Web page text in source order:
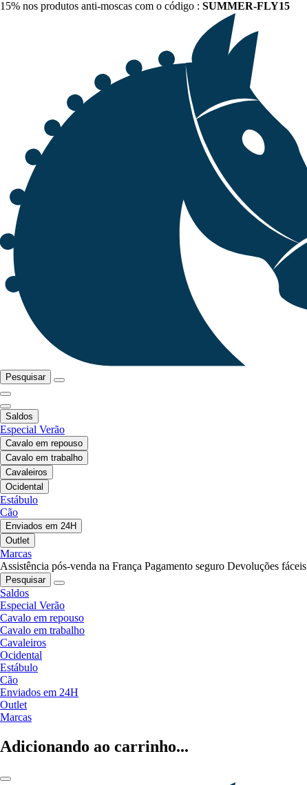
15% nos produtos anti-moscas com o código : SUMMER-FLY15
Pesquisar
Saldos
Especial Verão
Cavalo em repouso
Cavalo em trabalho
Cavaleiros
Ocidental
Estábulo
Cão
Enviados em 24H
Outlet
Marcas
Assistência pós-venda na França Pagamento seguro Devoluções fáceis
Pesquisar
Saldos
Especial Verão
Cavalo em repouso
Cavalo em trabalho
Cavaleiros
Ocidental
Estábulo
Cão
Enviados em 24H
Outlet
Marcas
Adicionando ao carrinho...